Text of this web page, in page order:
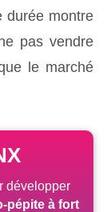
durée montre
pas vendre
le marché
développer
pépite à fort